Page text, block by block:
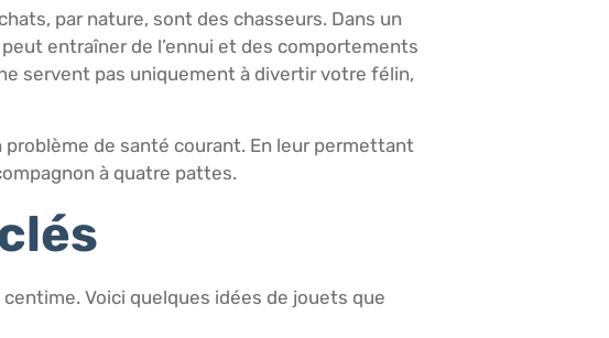
par nature, sont des chasseurs. Dans un
entraîner de l’ennui et des comportements
servent pas uniquement à divertir votre félin,
de santé courant. En leur permettant
à quatre pattes.
Voici quelques idées de jouets que